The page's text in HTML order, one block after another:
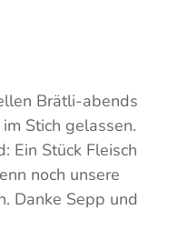
Brätli-abends
Stich gelassen.
Ein Stück Fleisch
noch unsere
Danke Sepp und